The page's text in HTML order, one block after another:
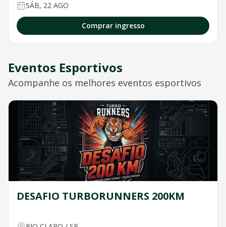
SÁB, 22 AGO
Comprar ingresso
Eventos Esportivos
Acompanhe os melhores eventos esportivos
DESAFIO TURBORUNNERS 200KM